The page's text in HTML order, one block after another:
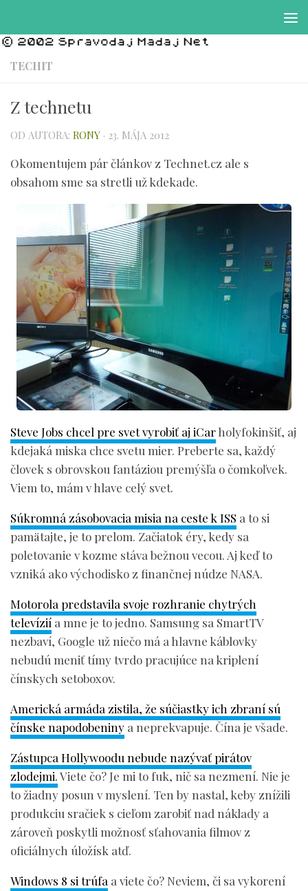
TECHIT
Z technetu
OD AUTORA: RONY · 23. MÁJA 2012
Okomentujem pár článkov z Technet.cz ale s
obsahom sme sa stretli už kdekade.
Steve Jobs chcel pre svet vyrobiť aj iCarholyfokinšiť, aj
kdejaká miska chce svetu mier. Preberte sa, každý
človek s obrovskou fantáziou premýšľa o čomkoľvek.
Viem to, mám v hlave celý svet.
Súkromná zásobovacia misia na ceste k ISS a to si
pamätajte, je to prelom. Začiatok éry, kedy sa
poletovanie v kozme stáva bežnou vecou. Aj keď to
vzniká ako východisko z finančnej núdze NASA.
Motorola predstavila svoje rozhranie chytrých
televízií a mne je to jedno. Samsung sa SmartTV
nezbaví, Google už niečo má a hlavne káblovky
nebudú meniť tímy tvrdo pracujúce na kriplení
čínskych setoboxov.
Americká armáda zistila, že súčiastky ich zbraní sú
čínske napodobeniny a neprekvapuje. Čína je všade.
Zástupca Hollywoodu nebude nazývať pirátov
zlodejmi.Viete čo? Je mi to fuk, nič sa nezmení. Nie je
to žiadny posun v myslení. Ten by nastal, keby znížili
produkciu sračiek s cieľom zarobiť nad náklady a
zároveň poskytli možnosť sťahovania filmov z
oficiálnych úložísk atď.
Windows 8 si trúfa a viete čo? Neviem, či sa vykorení